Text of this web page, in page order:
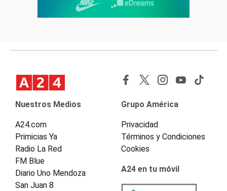
Nuestros Medios
A24.com
Primicias Ya
Radio La Red
FM Blue
Diario Uno Mendoza
San Juan 8
Grupo América
Privacidad
Términos y Condiciones
Cookies
A24 en tu móvil